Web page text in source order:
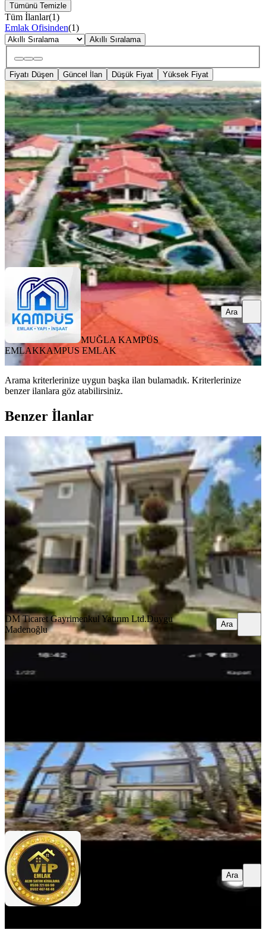
Tümünü Temizle
Tüm İlanlar(1)
Emlak Ofisinden(1)
Akıllı Sıralama
Fiyatı Düşen Güncel İlan Düşük Fiyat Yüksek Fiyat
MANZARALI
Muğla Yenice'de Müstakil Bahçeli
Havuzlu Kiralık 3+1 Villa
Menteşe, Yenice Mahallesi
3+1·130 m²·27.07.2026
110.000 ₺
MUĞLA KAMPÜS EMLAKKAMPUS EMLAK
Ara
MUĞLA KAMPÜS
EMLAKKAMPUS EMLAK
Ara
Arama kriterlerinize uygun başka ilan bulamadık. Kriterlerinize
benzer ilanlara göz atabilirsiniz.
Benzer İlanlar
EŞYALI
Yeniköyde Site İçinde
Eşyalı,kiralık,260 M² Lüks Müstakil
Villa
Menteşe, Yeniköy Mahallesi
3+1· 310 m²·26.06.2026
110.000 ₺
DM Ticaret Gayrimenkul Yatırım Ltd.Duygu Madenoğlu
Ara
DM Ticaret Gayrimenkul Yatırım Ltd.Duygu
Madenoğlu
Ara
Gülağzı Mahallesinde Kiralık Triplex
100.000 ₺
VİP GAYRİMENKUL DANIŞMANLIĞIÖmer Emre
Ara
Ara